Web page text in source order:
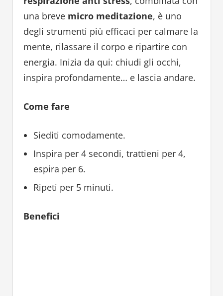
una breve micro meditazione, è uno
degli strumenti più efficaci per calmare la
mente, rilassare il corpo e ripartire con
energia. Inizia da qui: chiudi gli occhi,
inspira profondamente… e lascia andare.
Come fare
Siediti comodamente.
Inspira per 4 secondi, trattieni per 4,
espira per 6.
Ripeti per 5 minuti.
Benefici